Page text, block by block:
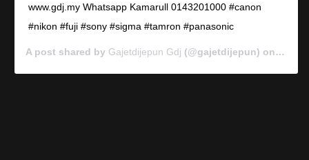
www.gdj.my Whatsapp Kamarull 0143201000 #canon
#nikon #fuji #sony #sigma #tamron #panasonic
A post shared by Gajetdijepun Gdj (@gajetdijepun) on Jan 7,